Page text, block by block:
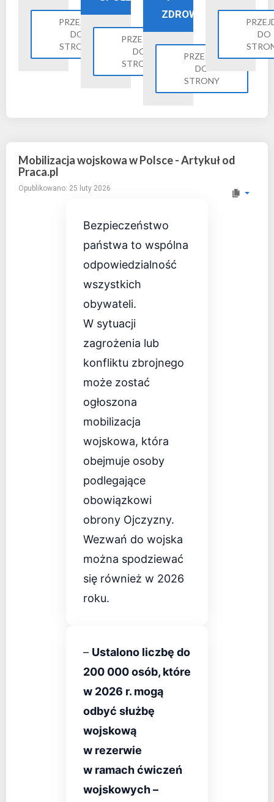
PRZEJDŹ
DO
STRONY
PRZEJDŹ
DO
STRONY
ZDROWIE
PRZEJDŹ
DO
STRONY
DO
Mobilizacja wojskowa w Polsce - Artykuł od
Praca.pl
Opublikowano: 25 luty 2026
Bezpieczeństwo
państwa to wspólna
odpowiedzialność
wszystkich
obywateli.
W sytuacji
zagrożenia lub
konfliktu zbrojnego
może zostać
ogłoszona
mobilizacja
wojskowa, która
obejmuje osoby
podlegające
obowiązkowi
obrony Ojczyzny.
Wezwań do wojska
można spodziewać
się również w 2026
roku.
– Ustalono liczbę do
200 000 osób, które
w 2026 r. mogą
odbyć służbę
wojskową
w rezerwie
w ramach ćwiczeń
wojskowych –